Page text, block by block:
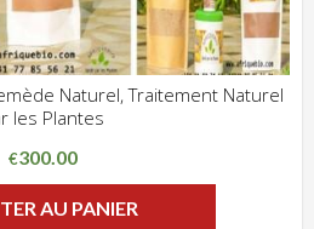
Naturel, Traitement Naturel
les Plantes
€300.00
AU PANIER